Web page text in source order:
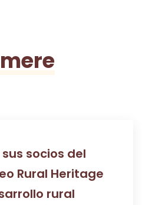
socios del
Rural Heritage
rural